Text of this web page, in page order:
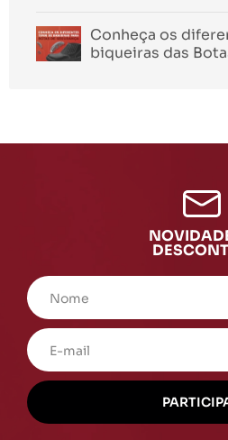
Conheça os
biqueiras das